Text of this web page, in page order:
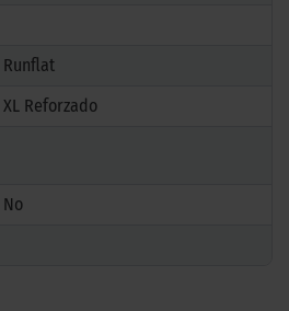
Runflat
XL Reforzado
No